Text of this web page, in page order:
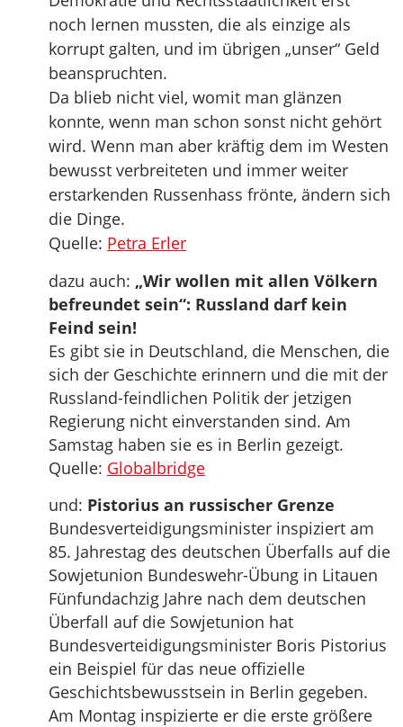
noch lernen mussten, die als einzige als
korrupt galten, und im übrigen „unser“ Geld
beanspruchten.
Da blieb nicht viel, womit man glänzen
konnte, wenn man schon sonst nicht gehört
wird. Wenn man aber kräftig dem im Westen
bewusst verbreiteten und immer weiter
erstarkenden Russenhass frönte, ändern sich
die Dinge.
Quelle: Petra Erler
dazu auch: „Wir wollen mit allen Völkern
befreundet sein“: Russland darf kein
Feind sein!
Es gibt sie in Deutschland, die Menschen, die
sich der Geschichte erinnern und die mit der
Russland-feindlichen Politik der jetzigen
Regierung nicht einverstanden sind. Am
Samstag haben sie es in Berlin gezeigt.
Quelle: Globalbridge
und: Pistorius an russischer Grenze
Bundesverteidigungsminister inspiziert am
85. Jahrestag des deutschen Überfalls auf die
Sowjetunion Bundeswehr-Übung in Litauen
Fünfundachzig Jahre nach dem deutschen
Überfall auf die Sowjetunion hat
Bundesverteidigungsminister Boris Pistorius
ein Beispiel für das neue offizielle
Geschichtsbewusstsein in Berlin gegeben.
Am Montag inspizierte er die erste größere